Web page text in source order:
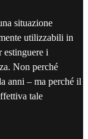
situazione
utilizzabili in
estinguere i
Non perché
anni – ma perché il
tale